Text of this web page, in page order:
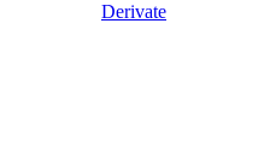
Derivate